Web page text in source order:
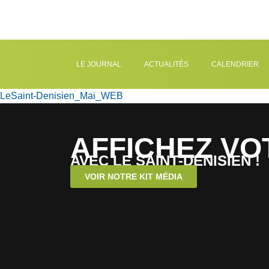
LE JOURNAL ACTUALITÉS CALENDRIER
LeSaint-Denisien_Mai_WEB
AFFICHEZ
AVEC LE SAINT-DENISIEN !
VOIR NOTRE KIT MÉDIA